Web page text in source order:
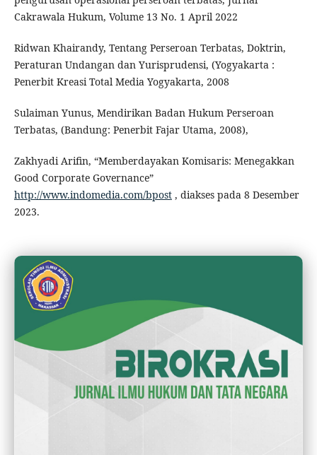
Cakrawala Hukum, Volume 13 No. 1 April 2022
Ridwan Khairandy, Tentang Perseroan Terbatas, Doktrin,
Peraturan Undangan dan Yurisprudensi, (Yogyakarta :
Penerbit Kreasi Total Media Yogyakarta, 2008
Sulaiman Yunus, Mendirikan Badan Hukum Perseroan
Terbatas, (Bandung: Penerbit Fajar Utama, 2008),
Zakhyadi Arifin, “Memberdayakan Komisaris: Menegakkan
Good Corporate Governance”
http://www.indomedia.com/bpost, diakses pada 8 Desember
2023.